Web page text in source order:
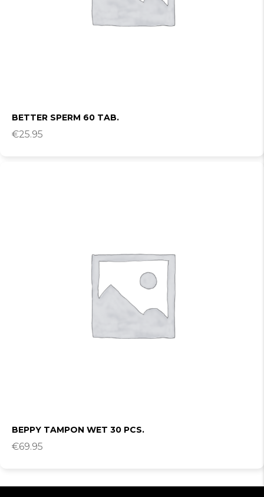
BETTER SPERM 60 TAB.
€25.95
BEPPY TAMPON WET 30 PCS.
€69.95